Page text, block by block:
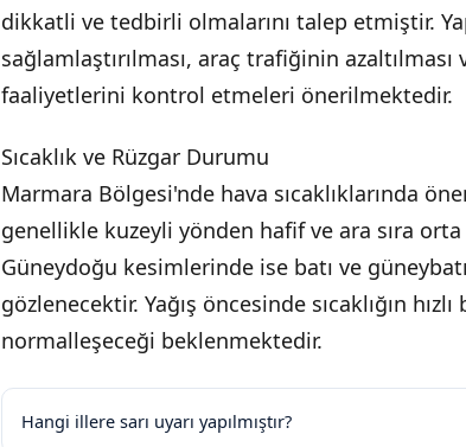
dikkatli ve tedbirli olmalarını talep etmiştir.
sağlamlaştırılması, araç trafiğinin
faaliyetlerini kontrol etmeleri önerilmektedir.
Sıcaklık ve Rüzgar Durumu
Marmara Bölgesi'nde hava sıcaklıklarında
genellikle kuzeyli yönden hafif ve ara sıra
Güneydoğu kesimlerinde ise batı ve
gözlenecektir. Yağış öncesinde sıcaklığın
normalleşeceği beklenmektedir.
Hangi illere sarı uyarı yapılmıştır?